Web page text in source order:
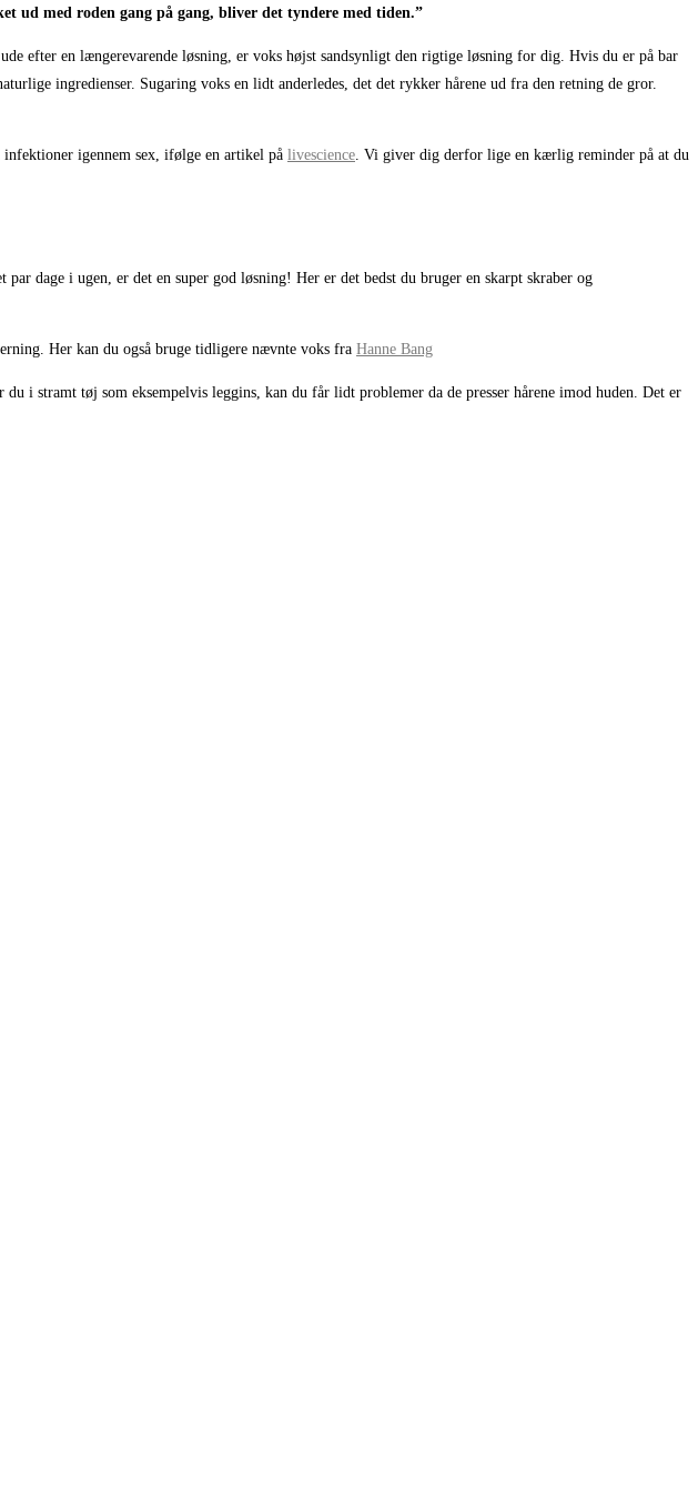
med roden gang på gang, bliver det tyndere med tiden.”
efter en længerevarende løsning, er voks højst sandsynligt den rigtige løsning for dig. Hvis du er på bar
ingredienser. Sugaring voks en lidt anderledes, det det rykker hårene ud fra den retning de gror.
igennem sex, ifølge en artikel på livescience. Vi giver dig derfor lige en kærlig reminder på at du
dage i ugen, er det en super god løsning! Her er det bedst du bruger en skarpt skraber og
Her kan du også bruge tidligere nævnte voks fra Hanne Bang
i stramt tøj som eksempelvis leggins, kan du får lidt problemer da de presser hårene imod huden. Det er